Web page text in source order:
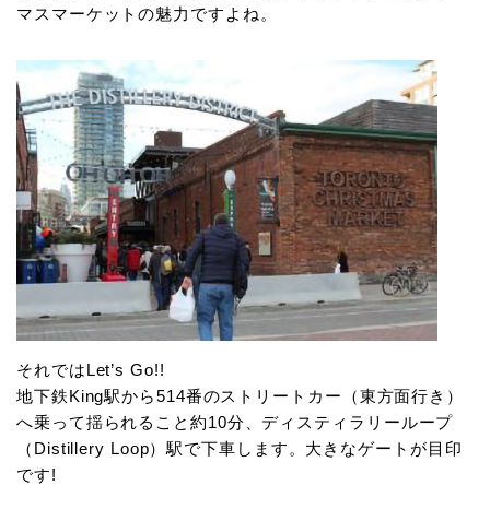
マスマーケットの魅力ですよね。
それではLet’s Go!!
地下鉄King駅から514番のストリートカー（東方面行き）
へ乗って揺られること約10分、ディスティラリーループ
（Distillery Loop）駅で下車します。大きなゲートが目印
です!